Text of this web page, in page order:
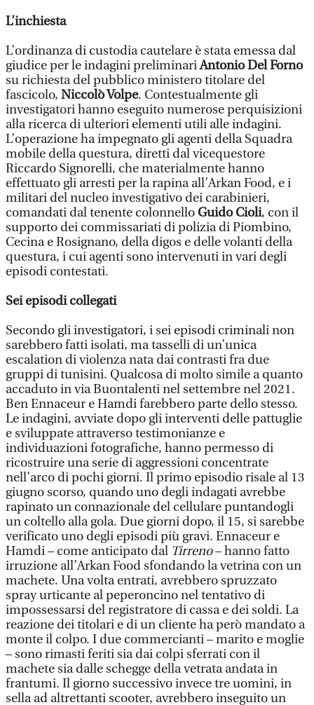
L’inchiesta
L’ordinanza di custodia cautelare è stata emessa dal
giudice per le indagini preliminariAntonio Del Forno
su richiesta del pubblico ministero titolare del
fascicolo, Niccolò Volpe. Contestualmente gli
investigatori hanno eseguito numerose perquisizioni
alla ricerca di ulteriori elementi utili alle indagini.
L’operazione ha impegnato gli agenti della Squadra
mobile della questura, diretti dal vicequestore
Riccardo Signorelli, che materialmente hanno
effettuato gli arresti per la rapina all’Arkan Food, e i
militari del nucleo investigativo dei carabinieri,
comandati dal tenente colonnelloGuido Cioli, con il
supporto dei commissariati di polizia di Piombino,
Cecina e Rosignano, della digos e delle volanti della
questura, i cui agenti sono intervenuti in vari degli
episodi contestati.
Sei episodi collegati
Secondo gli investigatori, i sei episodi criminali non
sarebbero fatti isolati, ma tasselli di un’unica
escalation di violenza nata dai contrasti fra due
gruppi di tunisini. Qualcosa di molto simile a quanto
accaduto in via Buontalenti nel settembre nel 2021.
Ben Ennaceur e Hamdi farebbero parte dello stesso.
Le indagini, avviate dopo gli interventi delle pattuglie
e sviluppate attraverso testimonianze e
individuazioni fotografiche, hanno permesso di
ricostruire una serie di aggressioni concentrate
nell’arco di pochi giorni. Il primo episodio risale al 13
giugno scorso, quando uno degli indagati avrebbe
rapinato un connazionale del cellulare puntandogli
un coltello alla gola. Due giorni dopo, il 15, si sarebbe
verificato uno degli episodi più gravi. Ennaceur e
Hamdi – come anticipato dal Tirreno– hanno fatto
irruzione all’Arkan Food sfondando la vetrina con un
machete. Una volta entrati, avrebbero spruzzato
spray urticante al peperoncino nel tentativo di
impossessarsi del registratore di cassa e dei soldi. La
reazione dei titolari e di un cliente ha però mandato a
monte il colpo. I due commercianti – marito e moglie
– sono rimasti feriti sia dai colpi sferrati con il
machete sia dalle schegge della vetrata andata in
frantumi. Il giorno successivo invece tre uomini, in
sella ad altrettanti scooter, avrebbero inseguito un